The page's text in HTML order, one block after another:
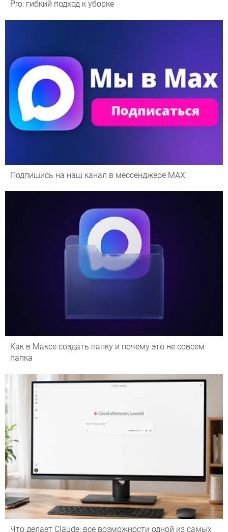
Pro: гибкий подход к уборке
Подпишись на наш канал в мессенджере МАХ
Как в Максе создать папку и почему это не совсем
папка
Что делает Сlaude: все возможности одной из самых